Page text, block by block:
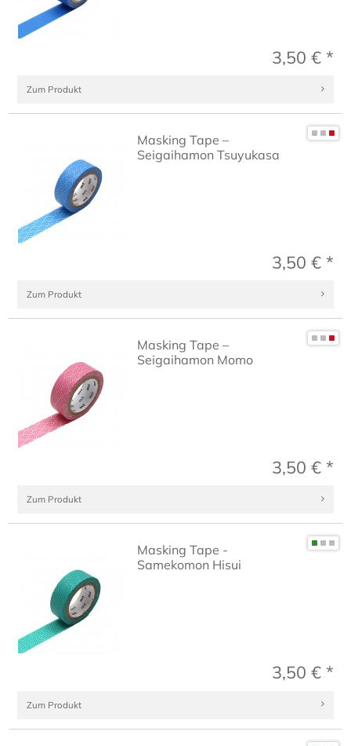
3,50 € *
Zum Produkt
Masking Tape –
Seigaihamon Tsuyukasa
3,50 € *
Zum Produkt
Masking Tape –
Seigaihamon Momo
3,50 € *
Zum Produkt
Masking Tape -
Samekomon Hisui
3,50 € *
Zum Produkt